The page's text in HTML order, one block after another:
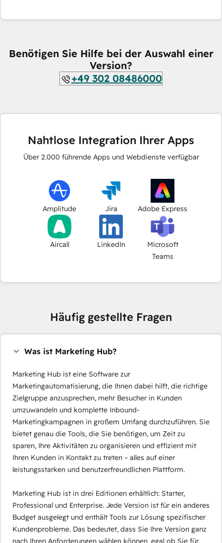
Benötigen Sie Hilfe bei der Auswahl einer
Version?
+49 302 08486000
Nahtlose Integration Ihrer Apps
Über 2.000 führende Apps und Webdienste verfügbar
Amplitude Jira Adobe Express
Aircall LinkedIn
Microsoft
Teams
Häufig gestellte Fragen
Was ist Marketing Hub?
Marketing Hub ist eine Software zur
Marketingautomatisierung, die Ihnen dabei hilft, die richtige
Zielgruppe anzusprechen, mehr Besucher in Kunden
umzuwandeln und komplette Inbound-
Marketingkampagnen in großem Umfang durchzuführen. Sie
bietet genau die Tools, die Sie benötigen, um Zeit zu
sparen, Ihre Aktivitäten zu organisieren und effizient mit
Ihren Kunden in Kontakt zu treten – alles auf einer
leistungsstarken und benutzerfreundlichen Plattform.
Marketing Hub ist in drei Editionen erhältlich: Starter,
Professional und Enterprise. Jede Version ist für ein anderes
Budget ausgelegt und enthält Tools zur Lösung spezifischer
Kundenprobleme. Das bedeutet, dass Sie Ihre Version ganz
nach Ihren Anforderungen wählen können, egal ob Sie für